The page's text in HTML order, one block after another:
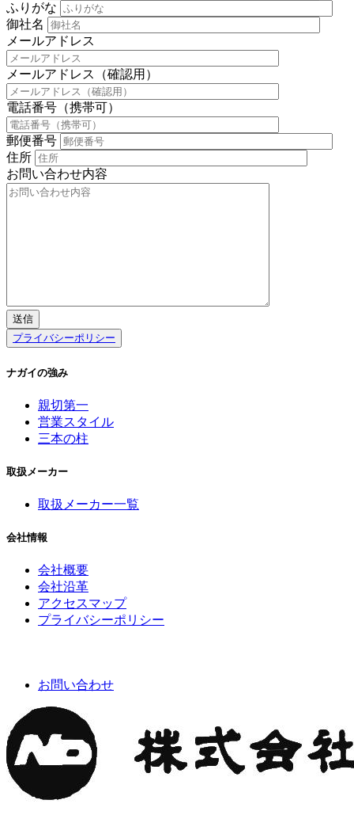
ふりがな
御社名
メールアドレス
メールアドレス（確認用）
電話番号（携帯可）
郵便番号
住所
お問い合わせ内容
プライバシーポリシー
ナガイの強み
親切第一
営業スタイル
三本の柱
取扱メーカー
取扱メーカー一覧
会社情報
会社概要
会社沿革
アクセスマップ
プライバシーポリシー
お問い合わせ